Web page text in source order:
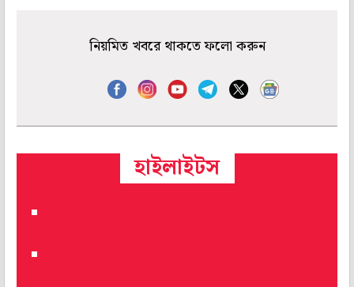
নিয়মিত খবরে থাকতে ফলো করুন
হাইলাইটস